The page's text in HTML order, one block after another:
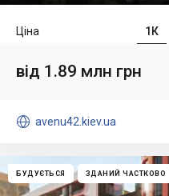
1К
Ціна
від 1.89 млн грн
 avenu42.kiev.ua
БУДУЄТЬСЯ ЗДАНИЙ ЧАСТКОВО